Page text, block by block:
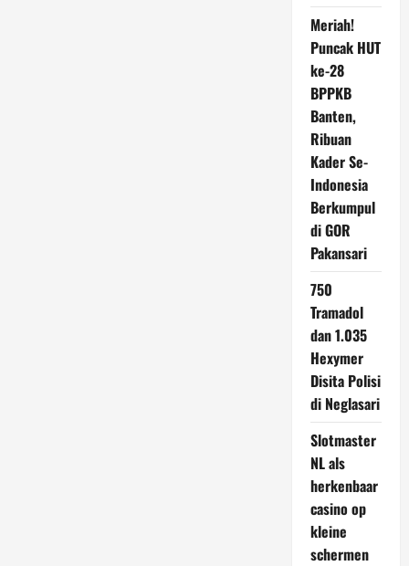
Meriah!
Puncak HUT
ke-28
BPPKB
Banten,
Ribuan
Kader Se-
Indonesia
Berkumpul
di GOR
Pakansari
750
Tramadol
dan 1.035
Hexymer
Disita Polisi
di Neglasari
Slotmaster
NL als
herkenbaar
casino op
kleine
schermen